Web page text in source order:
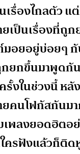
เรื่องไกลตัว แ
เป็นเรื่องที่ถู
มอยอยู่บ่อยๆ
กยกขึ้นมาพูดกั
งในช่วงนี้ หลั
คนโฟกัสกันมา
พลงยอดฮิตอ
ใครฟังแล้วก็ติด